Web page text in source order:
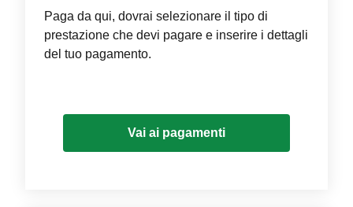
Paga da qui, dovrai selezionare il tipo di
prestazione che devi pagare e inserire i dettagli
del tuo pagamento.
Vai ai pagamenti